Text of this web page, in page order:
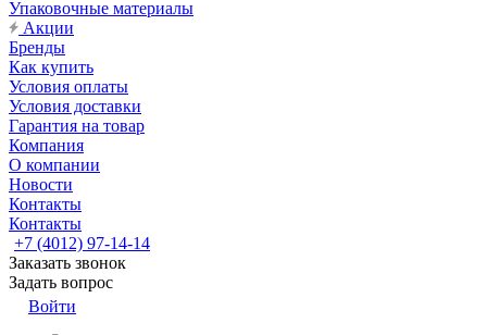
Упаковочные материалы
Акции
Бренды
Как купить
Условия оплаты
Условия доставки
Гарантия на товар
Компания
О компании
Новости
Контакты
Контакты
+7 (4012) 97-14-14
Заказать звонок
Задать вопрос
Войти